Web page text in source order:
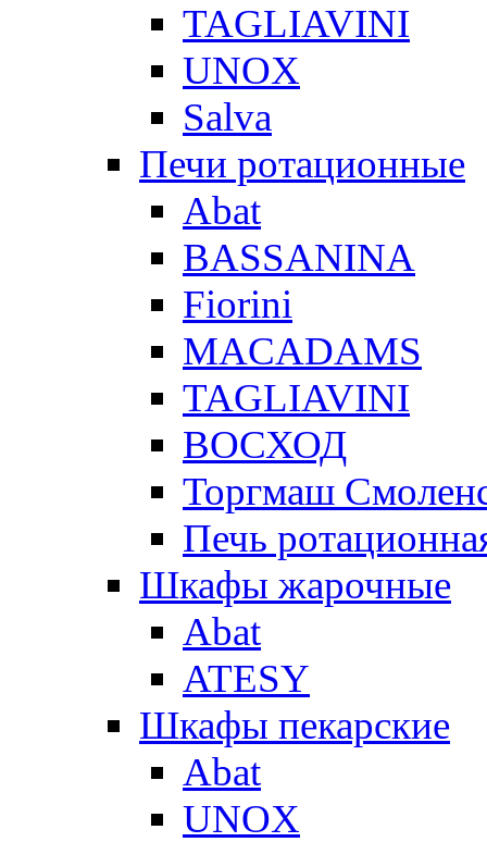
TAGLIAVINI
UNOX
Salva
Печи ротационные
Abat
BASSANINA
Fiorini
MACADAMS
TAGLIAVINI
ВОСХОД
Торгмаш
Печь
Шкафы жарочные
Abat
ATESY
Шкафы пекарские
Abat
UNOX